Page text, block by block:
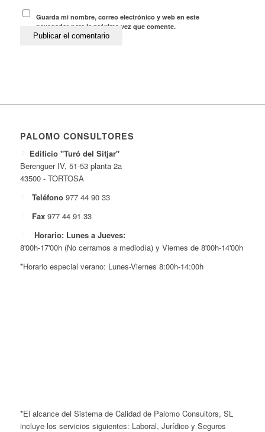
Guarda mi nombre, correo electrónico y web en este
navegador para la próxima vez que comente.
PALOMO CONSULTORES
Edificio "Turó del Sitjar"
Berenguer IV, 51-53 planta 2a
43500 - TORTOSA
Teléfono 977 44 90 33
Fax 977 44 91 33
Horario: Lunes a Jueves:
8'00h-17'00h (No cerramos a mediodía) y Viernes de 8'00h-14'00h
*Horario especial verano: Lunes-Viernes 8:00h-14:00h
*El alcance del Sistema de Calidad de Palomo Consultors, SL
incluye los servicios siguientes: Laboral, Jurídico y Seguros